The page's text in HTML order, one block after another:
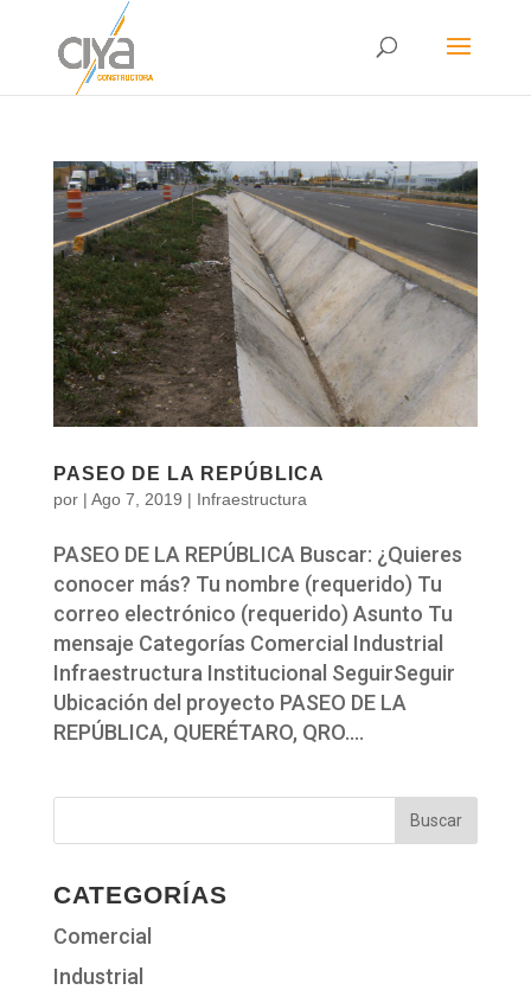
PASEO DE LA REPÚBLICA
por | Ago 7, 2019 | Infraestructura
PASEO DE LA REPÚBLICA Buscar: ¿Quieres
conocer más? Tu nombre (requerido) Tu
correo electrónico (requerido) Asunto Tu
mensaje Categorías Comercial Industrial
Infraestructura Institucional SeguirSeguir
Ubicación del proyecto PASEO DE LA
REPÚBLICA, QUERÉTARO, QRO....
CATEGORÍAS
Comercial
Industrial